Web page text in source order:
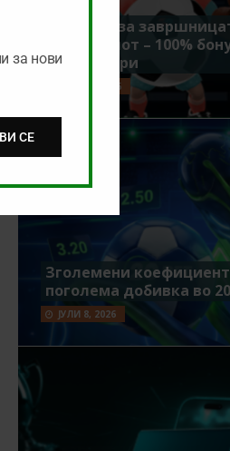
Идеално за
Мундијалот – 100%
7500 денари
ЈУЛИ 15, 2026
Зголемени
поголема добивка во
ЈУЛИ 8, 2026
за нови
СЕ